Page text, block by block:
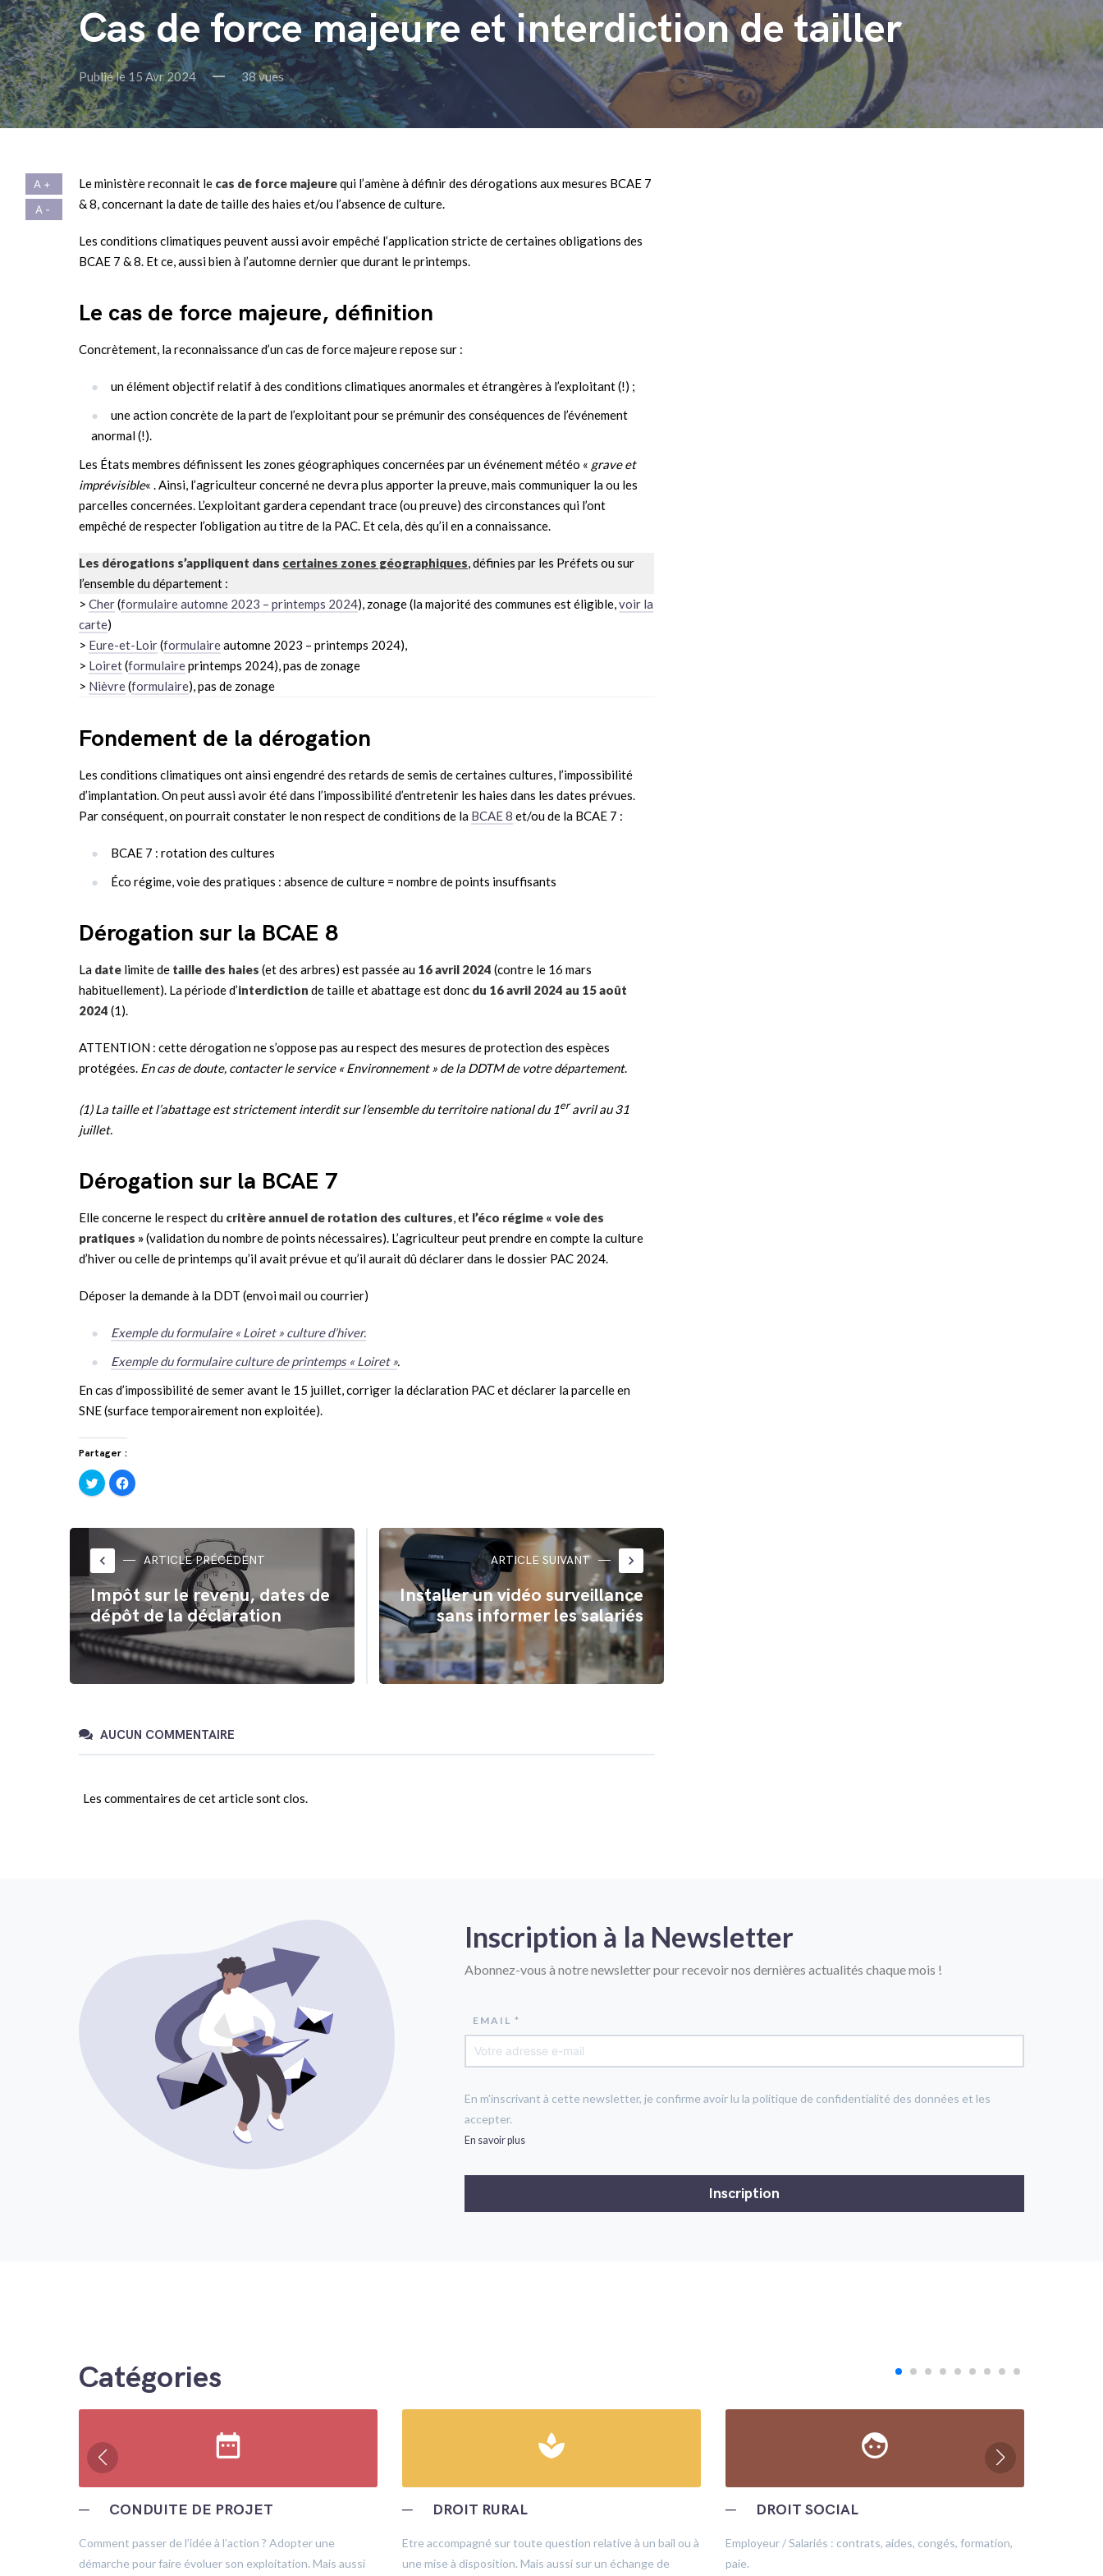
Cas de force majeure et interdiction de tailler
Publié le 15 Avr 2024 38 vues
Le ministère reconnait le cas de force majeurequi l’amène à définir des dérogations aux mesures BCAE 7
& 8, concernant la date de taille des haies et/ou l’absence de culture.
Les conditions climatiques peuvent aussi avoir empêché l’application stricte de certaines obligations des
BCAE 7 & 8. Et ce, aussi bien à l’automne dernier que durant le printemps.
Le cas de force majeure, définition
Concrètement, la reconnaissance d’un cas de force majeure repose sur :
un élément objectif relatif à des conditions climatiques anormales et étrangères à l’exploitant (!) ;
une action concrète de la part de l’exploitant pour se prémunir des conséquences de l’événement
anormal (!).
Les États membres définissent les zones géographiques concernées par un événement météo « grave et
imprévisible« . Ainsi, l’agriculteur concerné ne devra plus apporter la preuve, mais communiquer la ou les
parcelles concernées. L’exploitant gardera cependant trace (ou preuve) des circonstances qui l’ont
empêché de respecter l’obligation au titre de la PAC. Et cela, dès qu’il en a connaissance.
Les dérogations s’appliquent dans certaines zones géographiques, définies par les Préfets ou sur
l’ensemble du département :
> Cher(formulaire automne 2023 – printemps 2024), zonage (la majorité des communes est éligible,voir la
carte)
> Eure-et-Loir(formulaireautomne 2023 – printemps 2024),
> Loiret(formulaireprintemps 2024), pas de zonage
> Nièvre(formulaire), pas de zonage
Fondement de la dérogation
Les conditions climatiques ont ainsi engendré des retards de semis de certaines cultures, l’impossibilité
d’implantation. On peut aussi avoir été dans l’impossibilité d’entretenir les haies dans les dates prévues.
Par conséquent, on pourrait constater le non respect de conditions de la BCAE 8 et/ou de la BCAE 7 :
BCAE 7 : rotation des cultures
Éco régime, voie des pratiques : absence de culture = nombre de points insuffisants
Dérogation sur la BCAE 8
La date limite de taille des haies (et des arbres) est passée au 16 avril 2024 (contre le 16 mars
habituellement). La période d’interdiction de taille et abattage est donc du 16 avril 2024 au 15 août
2024 (1).
ATTENTION : cette dérogation ne s’oppose pas au respect des mesures de protection des espèces
protégées. En cas de doute, contacter le service « Environnement » de la DDTM de votre département.
(1) La taille et l’abattage est strictement interdit sur l’ensemble du territoire national du 1eravril au 31
juillet.
Dérogation sur la BCAE 7
Elle concerne le respect du critère annuel de rotation des cultures, et l’éco régime « voie des
pratiques »(validation du nombre de points nécessaires). L’agriculteur peut prendre en compte la culture
d’hiver ou celle de printemps qu’il avait prévue et qu’il aurait dû déclarer dans le dossier PAC 2024.
Déposer la demande à la DDT (envoi mail ou courrier)
Exemple du formulaire « Loiret » culture d’hiver.
Exemple du formulaire culture de printemps « Loiret ».
En cas d’impossibilité de semer avant le 15 juillet, corriger la déclaration PAC et déclarer la parcelle en
SNE (surface temporairement non exploitée).
Partager :
Cliquez
pour
partager
dans
une
nouvelle
fenêtre)
Cliquez
pour
partager
dans
une
nouvelle
fenêtre)
keyboard_arrow_left ARTICLE PRÉCÉDENT
Impôt sur le revenu, dates de
dépôt de la déclaration
ARTICLE SUIVANT keyboard_arrow_right
Installer un vidéo surveillance
sans informer les salariés
AUCUN COMMENTAIRE
Les commentaires de cet article sont clos.
Inscription à la Newsletter
Abonnez-vous à notre newsletter pour recevoir nos dernières actualités chaque mois !
EMAIL *
En m'inscrivant à cette newsletter, je confirme avoir lu la politique de confidentialité des données et les
accepter.
En savoir plus
Catégories
date_range
─ CONDUITE DE PROJET
Comment passer de l’idée à l’action ? Adopter une
démarche pour faire évoluer son exploitation. Mais aussi
spa
─ DROIT RURAL
Etre accompagné sur toute question relative à un bail ou à
une mise à disposition. Mais aussi sur un échange de
face
─ DROIT SOCIAL
Employeur / Salariés : contrats, aides, congés, formation,
paie.